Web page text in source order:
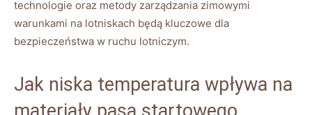
technologie oraz metody zarządzania zimowymi
warunkami na⁣ lotniskach będą kluczowe dla
bezpieczeństwa w ruchu lotniczym.
Jak niska temperatura wpływa na